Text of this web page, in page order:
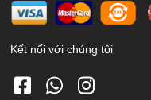
Kết nối với chúng tôi